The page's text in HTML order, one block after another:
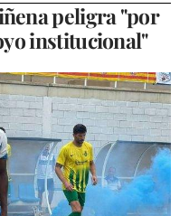
peligra "por
institucional"